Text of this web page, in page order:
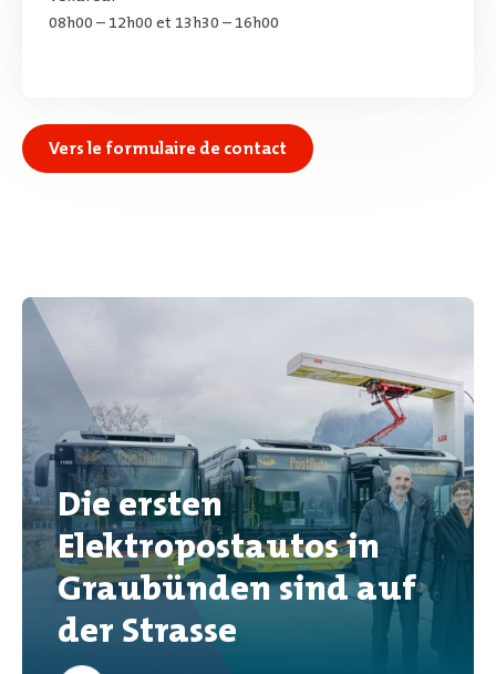
08h00 – 12h00 et 13h30 – 16h00
Vers le formulaire de contact
Die ersten
Elektropostautos in
Graubünden sind auf
der Strasse